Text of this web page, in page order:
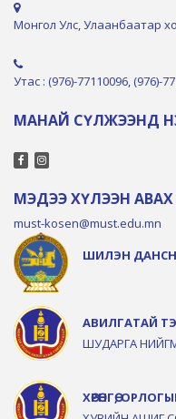
Монгол Улс, Улаанбаатар
Утас : (976)-77110096, (976)-
МАНАЙ СҮЛЖЭЭНД
МЭДЭЭ ХҮЛЭЭН
must-kosen@must.edu.mn
ШИЛЭН
АВИЛГАТАЙ
ШУДАРГА
ХӨРӨНГӨ,